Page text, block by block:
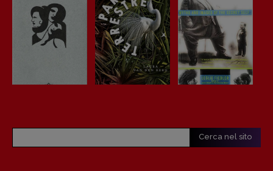
Cerca nel sito